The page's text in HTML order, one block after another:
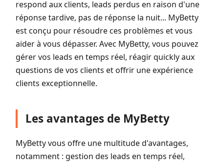
respond aux clients, leads perdus en raison d'une
réponse tardive, pas de réponse la nuit... MyBetty
est conçu pour résoudre ces problèmes et vous
aider à vous dépasser. Avec MyBetty, vous pouvez
gérer vos leads en temps réel, réagir quickly aux
questions de vos clients et offrir une expérience
clients exceptionnelle.
Les avantages de MyBetty
MyBetty vous offre une multitude d'avantages,
notamment : gestion des leads en temps réel,